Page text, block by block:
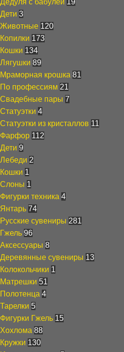
Дедуля с бабулей 19
Дети 3
Животные 120
Копилки 173
Кошки 134
Лягушки 89
Мраморная крошка 81
По профессиям 21
Свадебные пары 7
Статуэтки 4
Статуэтки из кристаллов 11
Фарфор 112
Дети 9
Лебеди 2
Кошки 1
Слоны 1
Фигурки техника 4
Янтарь 74
Русские сувениры 281
Гжель 96
Аксессуары 8
Деревянные сувениры 13
Колокольчики 1
Матрешки 51
Полотенца 4
Тарелки 5
Фигурки Гжель 15
Хохлома 88
Кружки 130